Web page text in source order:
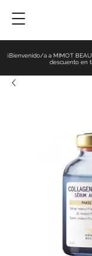
¡Bienvenido/a a MIMOT
descuento en